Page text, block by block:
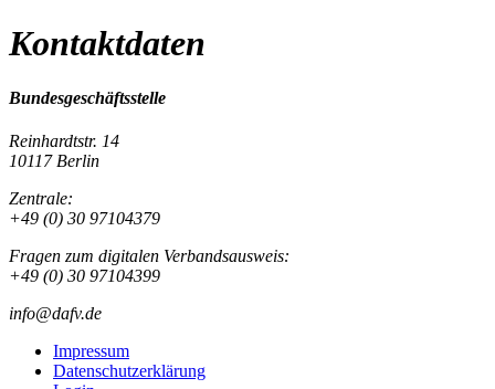
Kontaktdaten
Bundesgeschäftsstelle
Reinhardtstr. 14
10117 Berlin
Zentrale:
+49 (0) 30 97104379
Fragen zum digitalen Verbandsausweis:
+49 (0) 30 97104399
info@dafv.de
Impressum
Datenschutzerklärung